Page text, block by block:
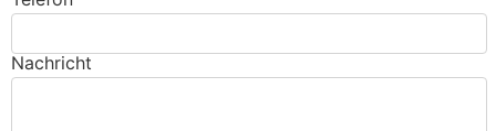
Nachricht